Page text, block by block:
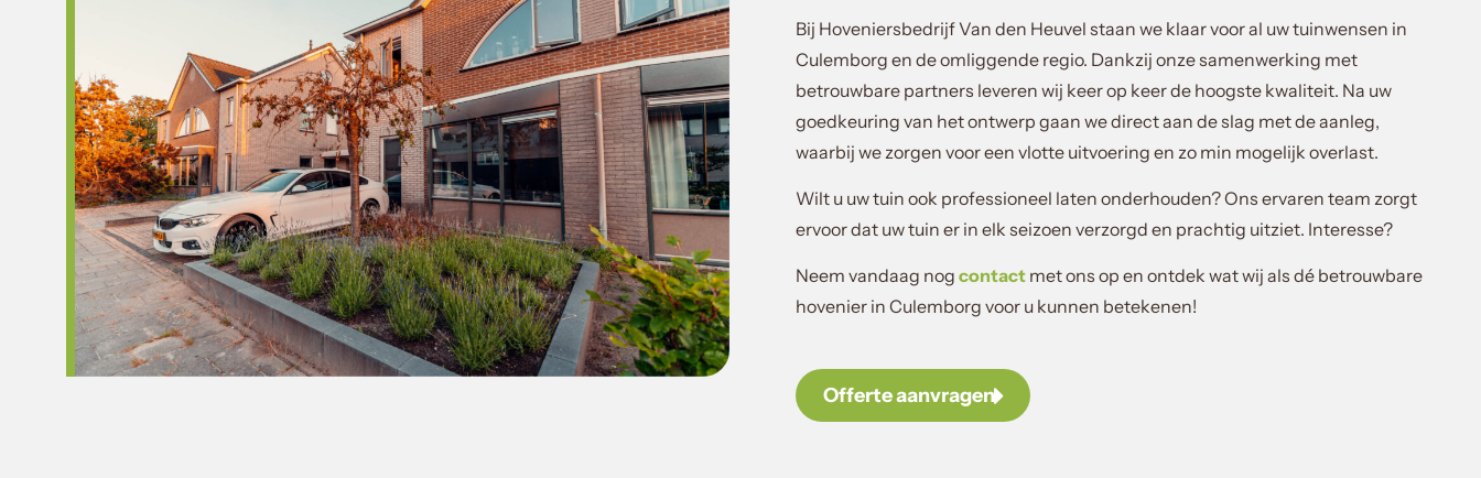
Bij Hoveniersbedrijf Van den Heuvel staan we klaar voor al uw tuinwensen in
Culemborg en de omliggende regio. Dankzij onze samenwerking met
betrouwbare partners leveren wij keer op keer de hoogste kwaliteit. Na uw
goedkeuring van het ontwerp gaan we direct aan de slag met de aanleg,
waarbij we zorgen voor een vlotte uitvoering en zo min mogelijk overlast.
Wilt u uw tuin ook professioneel laten onderhouden? Ons ervaren team zorgt
ervoor dat uw tuin er in elk seizoen verzorgd en prachtig uitziet. Interesse?
Neem vandaag nog contact met ons op en ontdek wat wij als dé betrouwbare
hovenier in Culemborg voor u kunnen betekenen!
Offerte aanvragen